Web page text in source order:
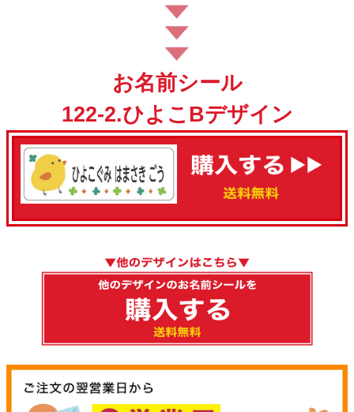
お名前シール
122-2.ひよこBデザイン